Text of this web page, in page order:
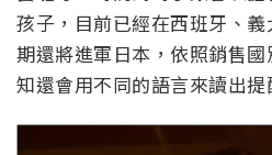
孩子，目前已經在西班牙、
期還將進軍日本，依照銷售
知還會用不同的語言來讀出提